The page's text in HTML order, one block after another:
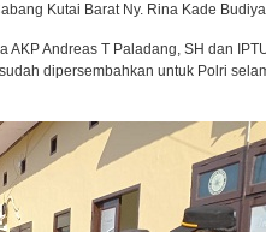
Kutai Barat Ny. Rina Kade
Andreas T Paladang, SH dan
dipersembahkan untuk Polri